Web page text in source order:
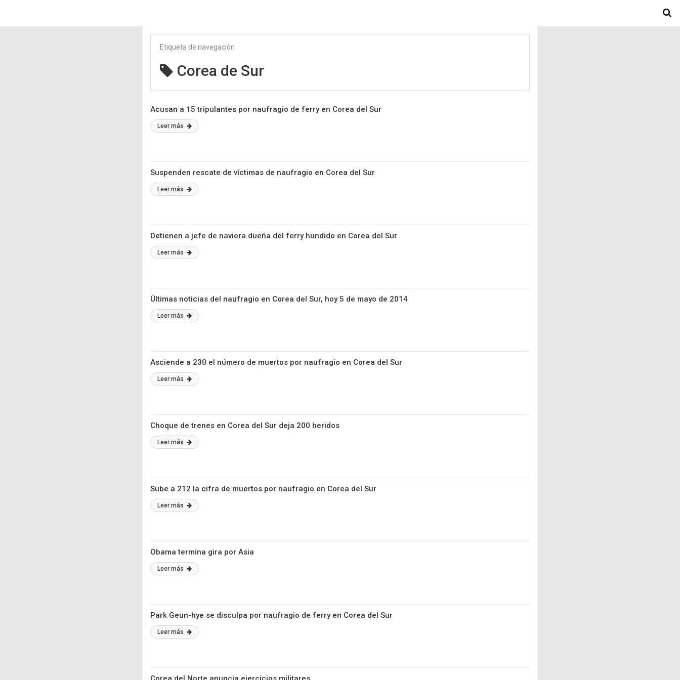
Etiqueta de navegación
Corea de Sur
Acusan a 15 tripulantes por naufragio de ferry en Corea del Sur
Leer más
Suspenden rescate de víctimas de naufragio en Corea del Sur
Leer más
Detienen a jefe de naviera dueña del ferry hundido en Corea del Sur
Leer más
Últimas noticias del naufragio en Corea del Sur, hoy 5 de mayo de 2014
Leer más
Asciende a 230 el número de muertos por naufragio en Corea del Sur
Leer más
Choque de trenes en Corea del Sur deja 200 heridos
Leer más
Sube a 212 la cifra de muertos por naufragio en Corea del Sur
Leer más
Obama termina gira por Asia
Leer más
Park Geun-hye se disculpa por naufragio de ferry en Corea del Sur
Leer más